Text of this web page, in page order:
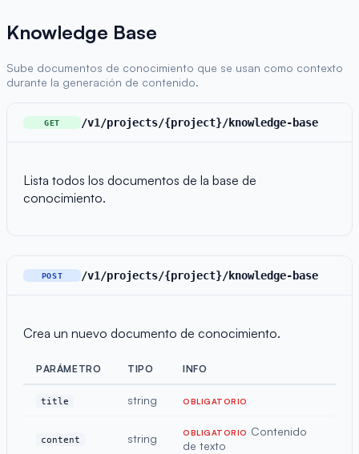
Knowledge Base
Sube documentos de conocimiento que se usan como contexto
durante la generación de contenido.
GET /v1/projects/{project}/knowledge-base
Lista todos los documentos de la base de
conocimiento.
POST /v1/projects/{project}/knowledge-base
Crea un nuevo documento de conocimiento.
PARÁMETRO TIPO INFO
title string OBLIGATORIO
content string OBLIGATORIO Contenido
de texto